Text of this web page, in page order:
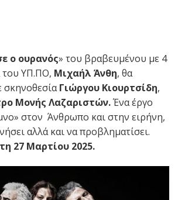
ο ουρανός» του βραβευμένου με 4
του ΥΠ.ΠΟ, Μιχαήλ Άνθη, θα
σκηνοθεσίαΓιώργου Κιουρτσίδη,
Μονής Λαζαριστών.Ένα έργο
στον Άνθρωπο και στην ειρήνη,
αλλά και να προβληματίσει.
27 Μαρτίου 2025.